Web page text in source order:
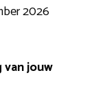
2026
jouw